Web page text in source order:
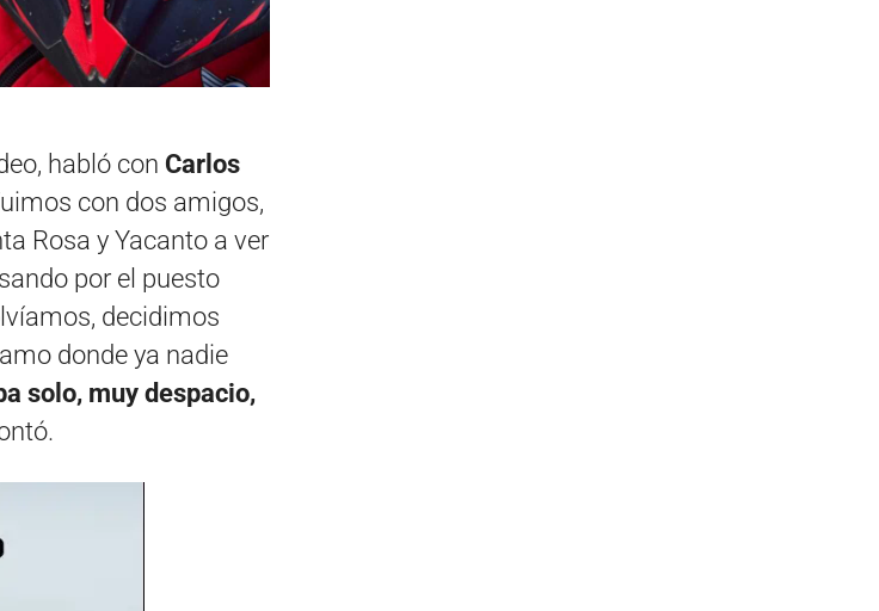
habló con Carlos
con dos amigos,
Rosa y Yacanto a ver
por el puesto
decidimos
donde ya nadie
solo, muy despacio,